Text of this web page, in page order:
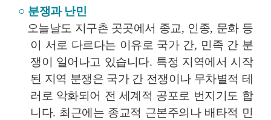
○ 분쟁과 난민
오늘날도 지구촌 곳곳에서 종교, 인종, 문화 등
이 서로 다르다는 이유로 국가 간, 민족 간 분
쟁이 일어나고 있습니다. 특정 지역에서 시작
된 지역 분쟁은 국가 간 전쟁이나 무차별적 테
러로 악화되어 전 세계적 공포로 번지기도 합
니다. 최근에는 종교적 근본주의나 배타적 민